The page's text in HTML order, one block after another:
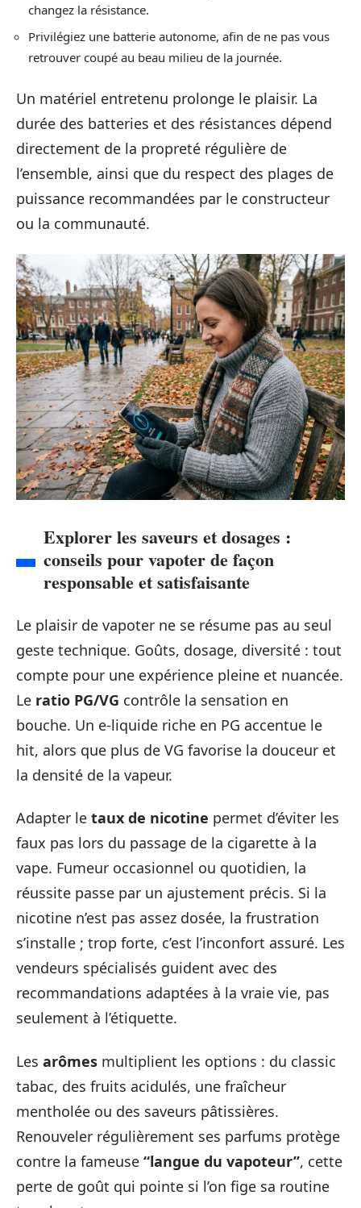
changez la résistance.
Privilégiez une batterie autonome, afin de ne pas vous
retrouver coupé au beau milieu de la journée.
Un matériel entretenu prolonge le plaisir. La
durée des batteries et des résistances dépend
directement de la propreté régulière de
l’ensemble, ainsi que du respect des plages de
puissance recommandées par le constructeur
ou la communauté.
Explorer les saveurs et dosages :
conseils pour vapoter de façon
responsable et satisfaisante
Le plaisir de vapoter ne se résume pas au seul
geste technique. Goûts, dosage, diversité : tout
compte pour une expérience pleine et nuancée.
Le ratio PG/VG contrôle la sensation en
bouche. Un e-liquide riche en PG accentue le
hit, alors que plus de VG favorise la douceur et
la densité de la vapeur.
Adapter le taux de nicotine permet d’éviter les
faux pas lors du passage de la cigarette à la
vape. Fumeur occasionnel ou quotidien, la
réussite passe par un ajustement précis. Si la
nicotine n’est pas assez dosée, la frustration
s’installe ; trop forte, c’est l’inconfort assuré. Les
vendeurs spécialisés guident avec des
recommandations adaptées à la vraie vie, pas
seulement à l’étiquette.
Les arômes multiplient les options : du classic
tabac, des fruits acidulés, une fraîcheur
mentholée ou des saveurs pâtissières.
Renouveler régulièrement ses parfums protège
contre la fameuse “langue du vapoteur”, cette
perte de goût qui pointe si l’on fige sa routine